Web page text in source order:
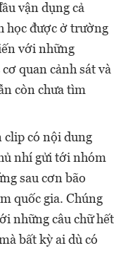
vận dụng cả
học được ở trường
với những
quan cảnh sát và
còn chưa tìm
clip có nội dung
nhí gửi tới nhóm
sau cơn bão
quốc gia. Chúng
những câu chữ hết
bất kỳ ai dù có